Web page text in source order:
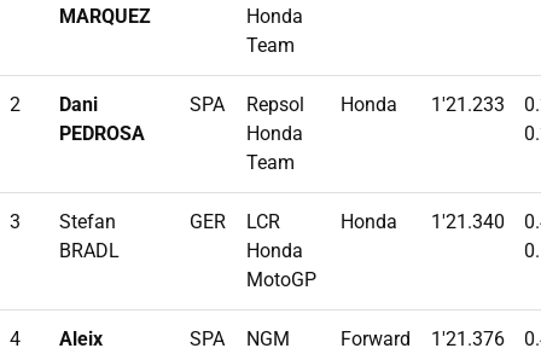
MARQUEZ
Honda
Team
2
Dani
PEDROSA
SPA
Repsol
Honda
Team
Honda 1'21.233
3
Stefan
BRADL
GER
LCR
Honda
MotoGP
Honda 1'21.340
4
Aleix
SPA
NGM
Forward
1'21.376